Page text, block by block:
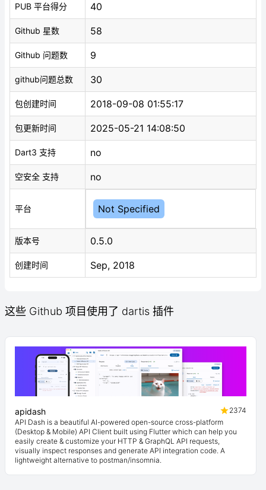
PUB 平台得分 40
Github 星数 58
Github 问题数 9
github问题总数 30
包创建时间 2018-09-08 01:55:17
包更新时间 2025-05-21 14:08:50
Dart3 支持 no
空安全 支持 no
平台 Not Specified
版本号 0.5.0
创建时间 Sep, 2018
这些 Github 项目使用了 dartis 插件
apidash
2374
API Dash is a beautiful AI-powered open-source cross-platform
(Desktop & Mobile) API Client built using Flutter which can help you
easily create & customize your HTTP & GraphQL API requests,
visually inspect responses and generate API integration code. A
lightweight alternative to postman/insomnia.